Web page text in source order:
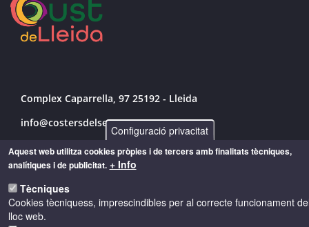
Complex Caparrella, 97 25192 - Lleida
info@costersdelsegre.es
973 264 583
© Copyright 2026 - Drets reservats
Configuració privacitat
Aquest web utilitza cookies pròpies i de tercers amb finalitats tècniques,
analítiques i de publicitat. + Info
Tècniques
Cookies tècniquess, imprescindibles per al correcte funcionament
lloc web.